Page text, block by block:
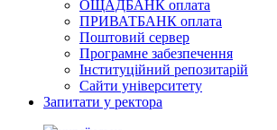
ОЩАДБАНК оплата
ПРИВАТБАНК оплата
Поштовий сервер
Програмне забезпечення
Інституційний репозитарій
Сайти університету
Запитати у ректора